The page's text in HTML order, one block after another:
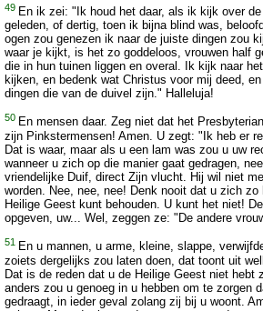
49 En ik zei: "Ik houd het daar, als ik kijk over
geleden, of dertig, toen ik bijna blind was,
ogen zou genezen ik naar de juiste dingen zou
waar je kijkt, is het zo goddeloos, vrouwen half
die in hun tuinen liggen en overal. Ik kijk naar
kijken, en bedenk wat Christus voor mij deed,
dingen die van de duivel zijn." Halleluja!
50 En mensen daar. Zeg niet dat het
zijn Pinkstermensen! Amen. U zegt: "Ik heb er
Dat is waar, maar als u een lam was zou u uw
wanneer u zich op die manier gaat gedragen,
vriendelijke Duif, direct Zijn vlucht. Hij wil niet
worden. Nee, nee, nee! Denk nooit dat u zich zo
Heilige Geest kunt behouden. U kunt het niet!
opgeven, uw... Wel, zeggen ze: "De andere
51
En u mannen, u arme, kleine, slappe,
zoiets dergelijks zou laten doen, dat toont uit
Dat is de reden dat u de Heilige Geest niet hebt
anders zou u genoeg in u hebben om te zorgen
gedraagt, in ieder geval zolang zij bij u woont.